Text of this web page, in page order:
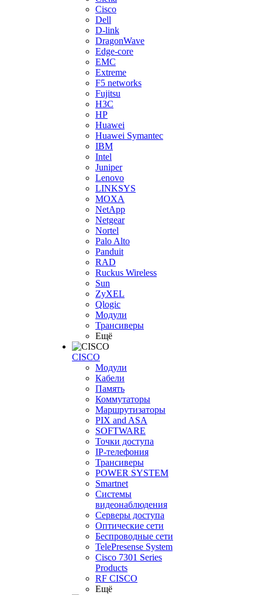
Cisco
Dell
D-link
DragonWave
Edge-core
EMC
Extreme
F5 networks
Fujitsu
H3С
HP
Huawei
Huawei Symantec
IBM
Intel
Juniper
Lenovo
LINKSYS
MOXA
NetApp
Netgear
Nortel
Palo Alto
Panduit
RAD
Ruckus Wireless
Sun
ZyXEL
Qlogic
Модули
Трансиверы
Ещё
CISCO
Модули
Кабели
Память
Коммутаторы
Маршрутизаторы
PIX and ASA
SOFTWARE
Точки доступа
IP-телефония
Трансиверы
POWER SYSTEM
Smartnet
Системы
видеонаблюдения
Серверы доступа
Оптические сети
Беспроводные сети
TelePresense System
Cisco 7301 Series
Products
RF CISCO
Ещё